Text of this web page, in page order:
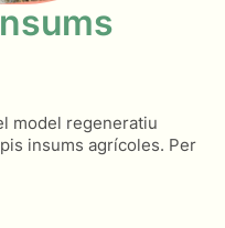
model regeneratiu
insums agrícoles. Per